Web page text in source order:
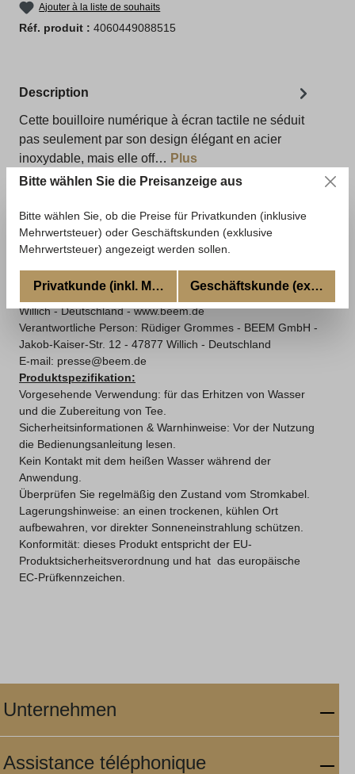
Ajouter à la liste de souhaits
Réf. produit : 4060449088515
Description
Cette bouilloire numérique à écran tactile ne séduit
pas seulement par son design élégant en acier
inoxydable, mais elle off… Plus
Évaluations
Informationen zur Produktsicherheit
Hersteller:BEEM GmbH -Jakob-Kaiser-Str. 12- 47877
Willich - Deutschland - www.beem.de
Verantwortliche Person: Rüdiger Grommes - BEEM GmbH -
Jakob-Kaiser-Str. 12 - 47877 Willich - Deutschland
E-mail: presse@beem.de
Produktspezifikation:
Vorgesehende Verwendung: für das Erhitzen von Wasser
und die Zubereitung von Tee.
Sicherheitsinformationen & Warnhinweise: Vor der Nutzung
die Bedienungsanleitung lesen.
Kein Kontakt mit dem heißen Wasser während der
Anwendung.
Überprüfen Sie regelmäßig den Zustand vom Stromkabel.
Lagerungshinweise: an einen trockenen, kühlen Ort
aufbewahren, vor direkter Sonneneinstrahlung schützen.
Konformität: dieses Produkt entspricht der EU-
Produktsicherheitsverordnung und hat das europäische
EC-Prüfkennzeichen.
Unternehmen
Assistance téléphonique
Bitte wählen Sie die Preisanzeige aus
Bitte wählen Sie, ob die Preise für Privatkunden (inklusive
Mehrwertsteuer) oder Geschäftskunden (exklusive
Mehrwertsteuer) angezeigt werden sollen.
Privatkunde (inkl. MwSt.) Geschäftskunde (excl.